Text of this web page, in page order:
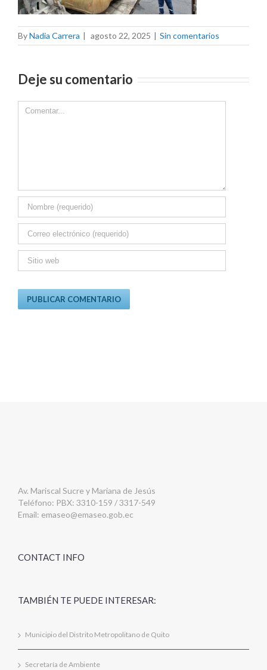
ByNadia Carrera | agosto 22, 2025 | Sin comentarios
Deje su comentario
Comment
Av. Mariscal Sucre y Mariana de Jesús
Teléfono: PBX: 3310-159 / 3317-549
Email: emaseo@emaseo.gob.ec
CONTACT INFO
TAMBIÉN TE PUEDE INTERESAR:
Municipio del Distrito Metropolitano de Quito
Secretaría de Ambiente